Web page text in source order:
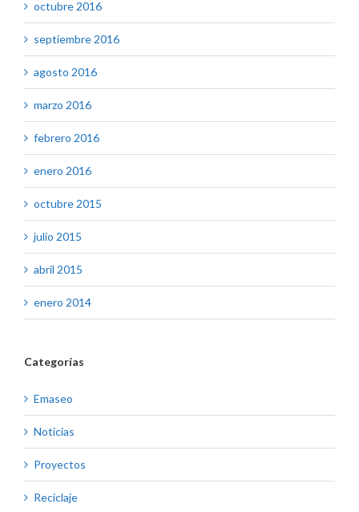
octubre 2016
septiembre 2016
agosto 2016
marzo 2016
febrero 2016
enero 2016
octubre 2015
julio 2015
abril 2015
enero 2014
Categorías
Emaseo
Noticias
Proyectos
Reciclaje